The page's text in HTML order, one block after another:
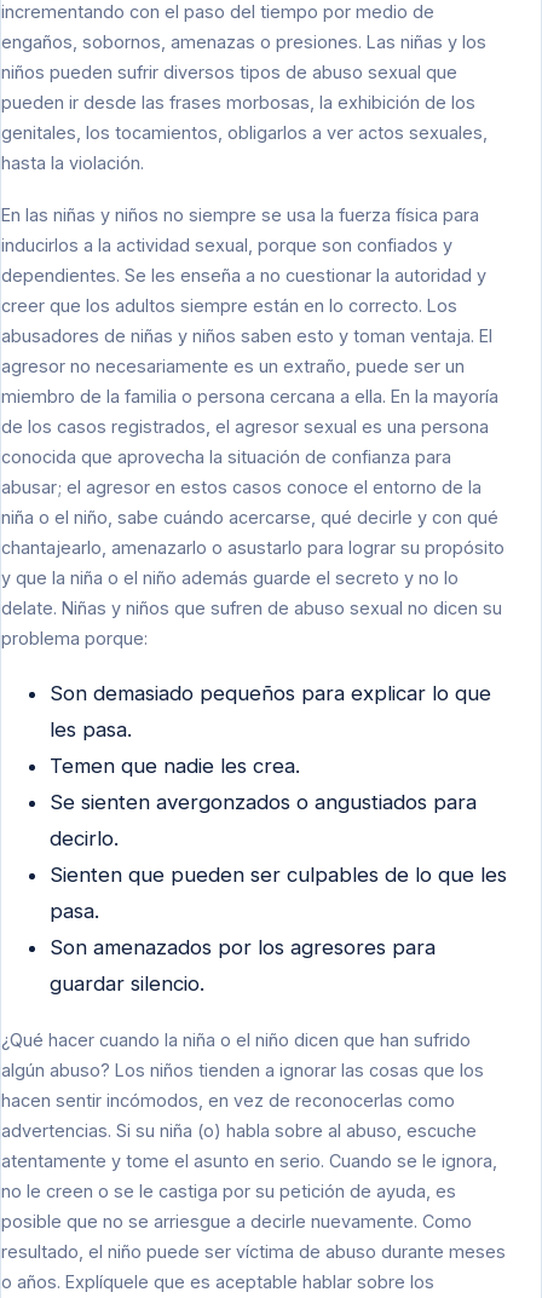
incrementando con el paso del tiempo por medio de
engaños, sobornos, amenazas o presiones. Las niñas y los
niños pueden sufrir diversos tipos de abuso sexual que
pueden ir desde las frases morbosas, la exhibición de los
genitales, los tocamientos, obligarlos a ver actos sexuales,
hasta la violación.
En las niñas y niños no siempre se usa la fuerza física para
inducirlos a la actividad sexual, porque son confiados y
dependientes. Se les enseña a no cuestionar la autoridad y
creer que los adultos siempre están en lo correcto. Los
abusadores de niñas y niños saben esto y toman ventaja. El
agresor no necesariamente es un extraño, puede ser un
miembro de la familia o persona cercana a ella. En la mayoría
de los casos registrados, el agresor sexual es una persona
conocida que aprovecha la situación de confianza para
abusar; el agresor en estos casos conoce el entorno de la
niña o el niño, sabe cuándo acercarse, qué decirle y con qué
chantajearlo, amenazarlo o asustarlo para lograr su propósito
y que la niña o el niño además guarde el secreto y no lo
delate. Niñas y niños que sufren de abuso sexual no dicen su
problema porque:
Son demasiado pequeños para explicar lo que
les pasa.
Temen que nadie les crea.
Se sienten avergonzados o angustiados para
decirlo.
Sienten que pueden ser culpables de lo que les
pasa.
Son amenazados por los agresores para
guardar silencio.
¿Qué hacer cuando la niña o el niño dicen que han sufrido
algún abuso? Los niños tienden a ignorar las cosas que los
hacen sentir incómodos, en vez de reconocerlas como
advertencias. Si su niña (o) habla sobre al abuso, escuche
atentamente y tome el asunto en serio. Cuando se le ignora,
no le creen o se le castiga por su petición de ayuda, es
posible que no se arriesgue a decirle nuevamente. Como
resultado, el niño puede ser víctima de abuso durante meses
o años. Explíquele que es aceptable hablar sobre los